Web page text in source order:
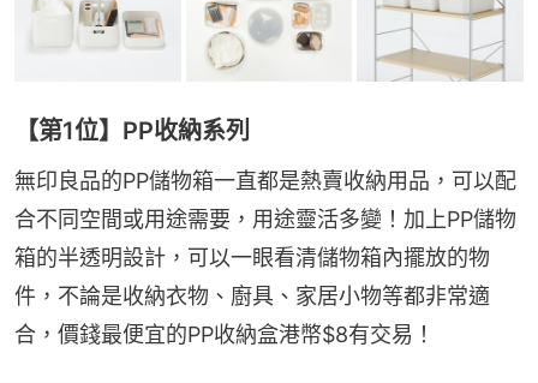
【第1位】PP收納系列
無印良品的PP儲物箱一直都是熱賣收納用品，可以配
合不同空間或用途需要，用途靈活多變！加上PP儲物
箱的半透明設計，可以一眼看清儲物箱內擺放的物
件，不論是收納衣物、廚具、家居小物等都非常適
合，價錢最便宜的PP收納盒港幣$8有交易！